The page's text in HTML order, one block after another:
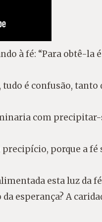
à fé: “Para obtê-la
é confusão,
com precipitar-
porque a fé
esta luz da
esperança? A